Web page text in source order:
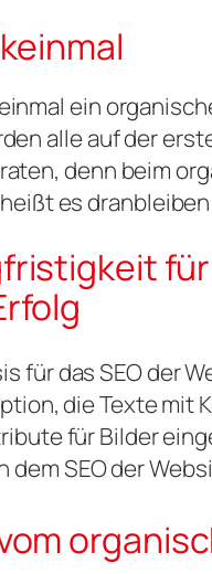
ein
alle auf der
denn beim
es
für das SEO der
die Texte mit
für Bilder
dem SEO der